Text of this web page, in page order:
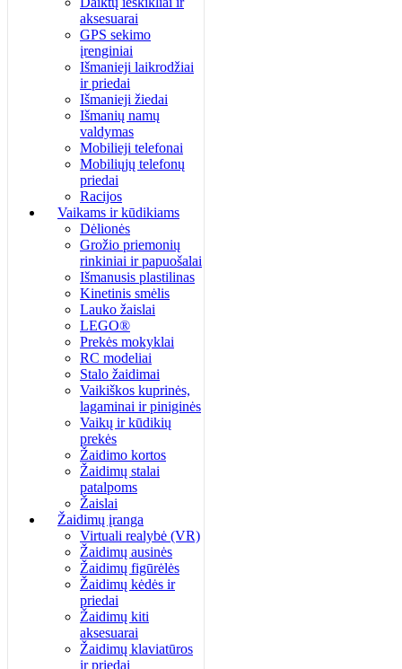
aksesuarai
GPS sekimo
įrenginiai
Išmanieji laikrodžiai
ir priedai
Išmanieji žiedai
Išmanių namų
valdymas
Mobilieji telefonai
Mobiliųjų telefonų
priedai
Racijos
Vaikams ir kūdikiams
Dėlionės
Grožio priemonių
rinkiniai ir papuošalai
Išmanusis plastilinas
Kinetinis smėlis
Lauko žaislai
LEGO®
Prekės mokyklai
RC modeliai
Stalo žaidimai
Vaikiškos kuprinės,
lagaminai ir piniginės
Vaikų ir kūdikių
prekės
Žaidimo kortos
Žaidimų stalai
patalpoms
Žaislai
Žaidimų įranga
Virtuali realybė (VR)
Žaidimų ausinės
Žaidimų figūrėlės
Žaidimų kėdės ir
priedai
Žaidimų kiti
aksesuarai
Žaidimų klaviatūros
ir priedai